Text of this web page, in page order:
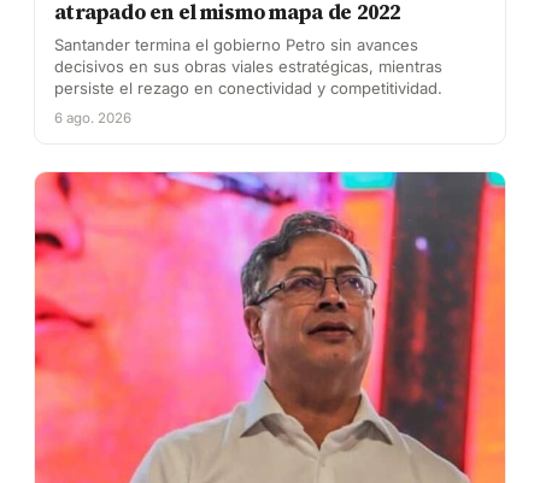
atrapado en el mismo mapa de 2022
Santander termina el gobierno Petro sin avances
decisivos en sus obras viales estratégicas, mientras
persiste el rezago en conectividad y competitividad.
6 ago. 2026